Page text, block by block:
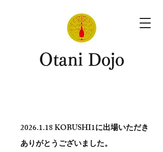
​Otani Dojo
2026.1.18KOBUSHI1に出場いただき
ありがとう​ございました。